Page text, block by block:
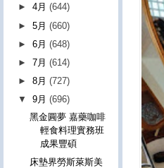
►4月(644)
►5月(660)
►6月(648)
►7月(614)
►8月(727)
▼9月(696)
黑金圓夢 嘉藥咖啡
輕食料理實務班
成果豐碩
床墊界勞斯萊斯美